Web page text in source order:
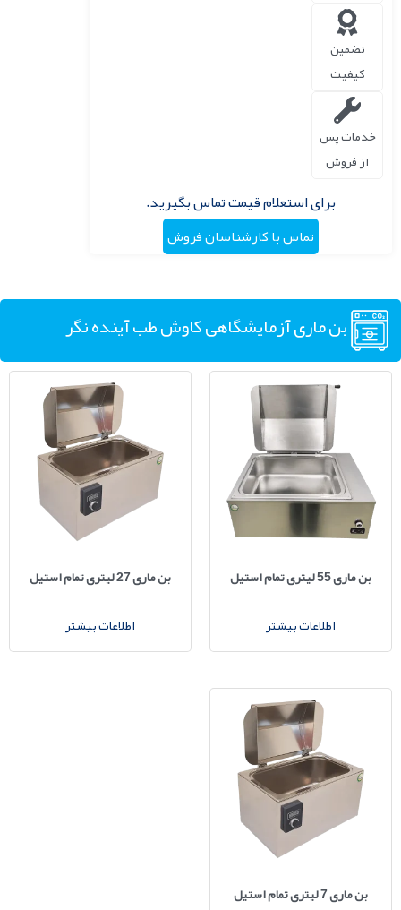
تضمین
کیفیت
خدمات پس
از فروش
برای استعلام قیمت تماس بگیرید.
تماس با کارشناسان فروش
بن ماری آزمایشگاهی کاوش طب آینده نگر
بن ماری 55 لیتری تمام استیل
اطلاعات بیشتر
بن ماری 27 لیتری تمام استیل
اطلاعات بیشتر
بن ماری 7 لیتری تمام استیل